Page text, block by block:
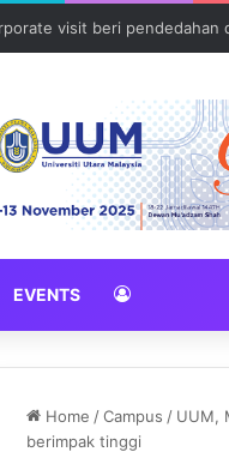
visit beri pendedahan
EVENTS
Home /Campus / UUM,
berimpak tinggi